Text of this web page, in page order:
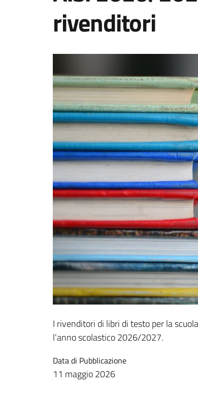
rivenditori
I rivenditori di libri di testo per la
l’anno scolastico 2026/2027.
Data di Pubblicazione
11 maggio 2026